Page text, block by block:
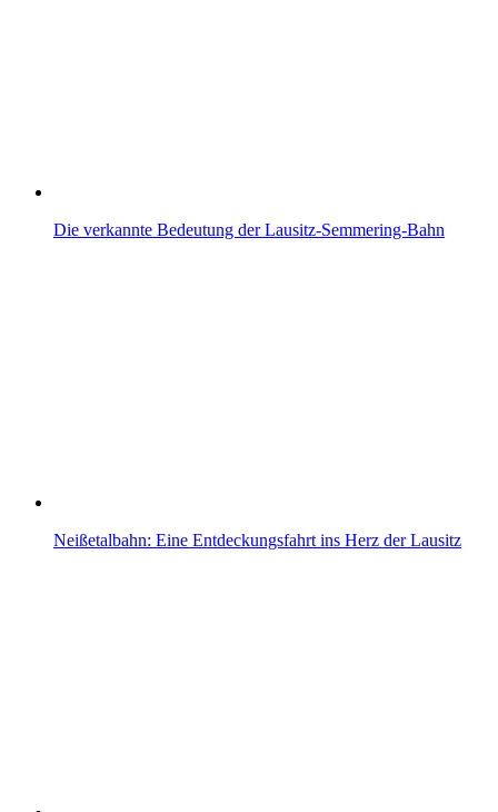
Die verkannte Bedeutung der Lausitz-Semmering-Bahn
Neißetalbahn: Eine Entdeckungsfahrt ins Herz der Lausitz